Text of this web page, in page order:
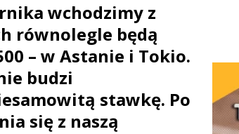
wchodzimy z
równolegle będą
– w Astanie i Tokio.
budzi
stawkę. Po
się z naszą